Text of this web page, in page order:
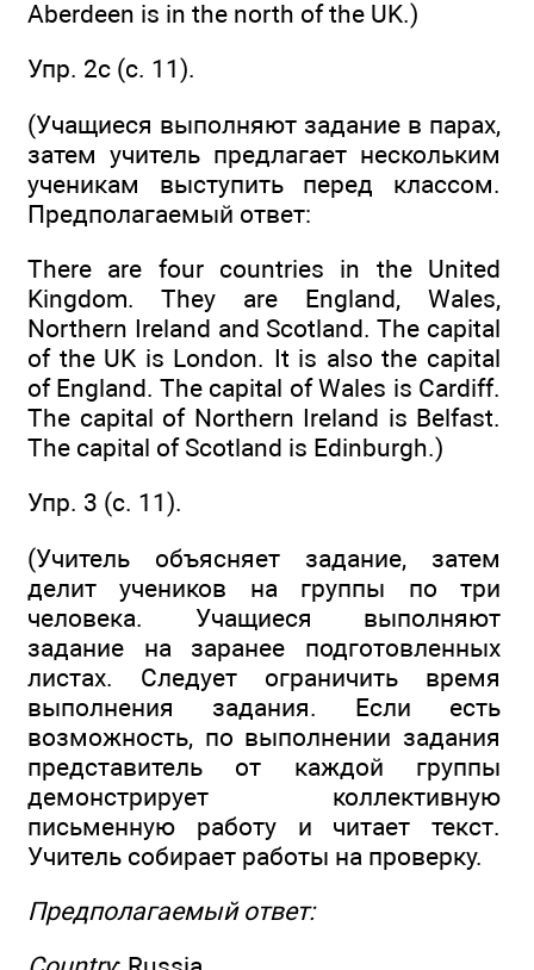
Aberdeen is in the north of the UK.)
Упр. 2c (c. 11).
(Учащиеся выполняют задание в парах,
затем учитель предлагает нескольким
ученикам выступить перед классом.
Предполагаемый ответ:
There are four countries in the United
Kingdom. They are England, Wales,
Northern Ireland and Scotland. The capital
of the UK is London. It is also the capital
of England. The capital of Wales is Cardiff.
The capital of Northern Ireland is Belfast.
The capital of Scotland is Edinburgh.)
Упр. 3 (c. 11).
(Учитель объясняет задание, затем
делит учеников на группы по три
человека. Учащиеся выполняют
задание на заранее подготовленных
листах. Следует ограничить время
выполнения задания. Если есть
возможность, по выполнении задания
представитель от каждой группы
демонстрирует коллективную
письменную работу и читает текст.
Учитель собирает работы на проверку.
Предполагаемый ответ: